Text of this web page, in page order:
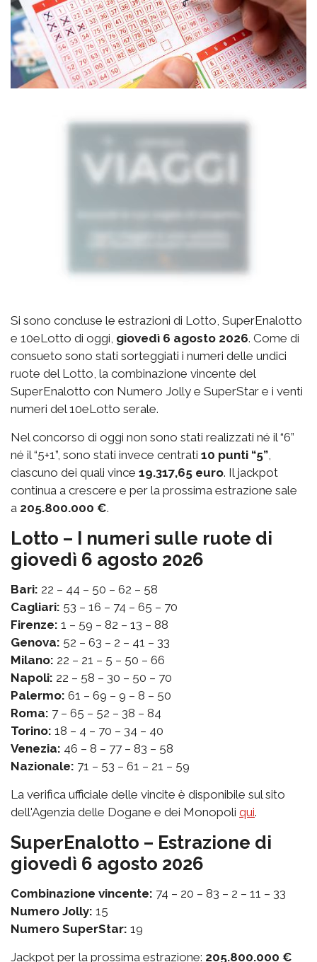
Si sono concluse le estrazioni di Lotto, SuperEnalotto
e 10eLotto di oggi, giovedì 6 agosto 2026. Come di
consueto sono stati sorteggiati i numeri delle undici
ruote del Lotto, la combinazione vincente del
SuperEnalotto con Numero Jolly e SuperStar e i venti
numeri del 10eLotto serale.
Nel concorso di oggi non sono stati realizzati né il “6”
né il “5+1”, sono stati invece centrati 10 punti “5”,
ciascuno dei quali vince 19.317,65 euro. Il jackpot
continua a crescere e per la prossima estrazione sale
a 205.800.000 €.
Lotto – I numeri sulle ruote di
giovedì 6 agosto 2026
Bari: 22 – 44 – 50 – 62 – 58
Cagliari: 53 – 16 – 74 – 65 – 70
Firenze: 1 – 59 – 82 – 13 – 88
Genova: 52 – 63 – 2 – 41 – 33
Milano: 22 – 21 – 5 – 50 – 66
Napoli: 22 – 58 – 30 – 50 – 70
Palermo: 61 – 69 – 9 – 8 – 50
Roma: 7 – 65 – 52 – 38 – 84
Torino: 18 – 4 – 70 – 34 – 40
Venezia: 46 – 8 – 77 – 83 – 58
Nazionale: 71 – 53 – 61 – 21 – 59
La verifica ufficiale delle vincite è disponibile sul sito
dell'Agenzia delle Dogane e dei Monopoli qui.
SuperEnalotto – Estrazione di
giovedì 6 agosto 2026
Combinazione vincente: 74 – 20 – 83 – 2 – 11 – 33
Numero Jolly: 15
Numero SuperStar: 19
Jackpot per la prossima estrazione: 205.800.000 €